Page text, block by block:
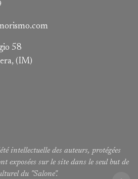
58
(IM)
intellectuelle des auteurs, protégées
exposées sur le site dans le seul but de
du "Salone".